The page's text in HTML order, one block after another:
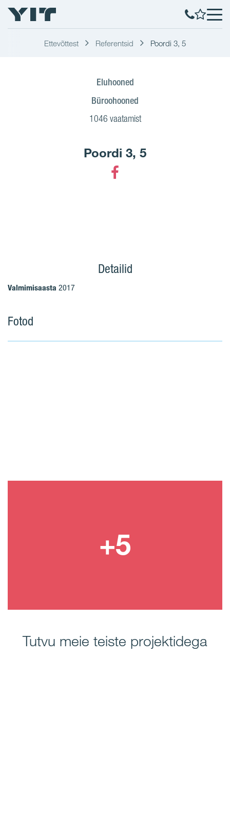
Ettevõttest Referentsid Poordi 3, 5
Eluhooned
Büroohooned
1046 vaatamist
Poordi 3, 5
Detailid
Valmimisaasta 2017
Fotod
Tutvu meie teiste projektidega